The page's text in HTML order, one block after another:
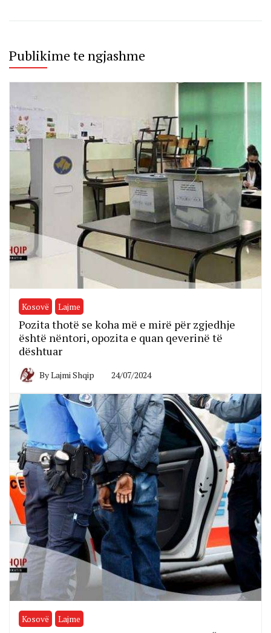
Publikime te ngjashme
Kosovë Lajme
Pozita thotë se koha më e mirë për zgjedhje
është nëntori, opozita e quan qeverinë të
dështuar
ByLajmi Shqip 24/07/2024
Kosovë Lajme